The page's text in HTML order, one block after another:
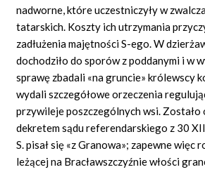
nadworne, które uczestniczyły w
tatarskich. Koszty ich utrzymania
zadłużenia majętności S-ego. W
dochodziło do sporów z poddanymi i w
sprawę zbadali «na gruncie» królewscy
wydali szczegółowe orzeczenia
przywileje poszczególnych wsi.
dekretem sądu referendarskiego z 30
S. pisał się «z Granowa»; zapewne więc
leżącej na Bracławszczyźnie włości